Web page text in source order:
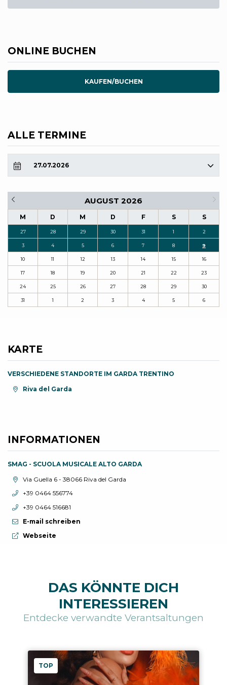
ONLINE BUCHEN
KAUFEN/BUCHEN
ALLE TERMINE
27.07.2026
AUGUST 2026
M D M D F S S
27 28 29 30 31 1 2
3 4 5 6 7 8 9
10 11 12 13 14 15 16
17 18 19 20 21 22 23
24 25 26 27 28 29 30
31 1 2 3 4 5 6
KARTE
VERSCHIEDENE STANDORTE IM GARDA TRENTINO
aria.location:
Riva del Garda
INFORMATIONEN
SMAG - SCUOLA MUSICALE ALTO GARDA
aria.location:
Via Guella 6 - 38066 Riva del Garda
aria.phone:
+39 0464 556774
aria.phone:
+39 0464 516681
E-mail schreiben
aria.website:
Webseite
DAS KÖNNTE DICH
INTERESSIEREN
Entdecke verwandte Verantsaltungen
TOP